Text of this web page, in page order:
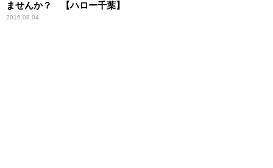
ませんか？ 【ハロー千葉】
2016.08.04